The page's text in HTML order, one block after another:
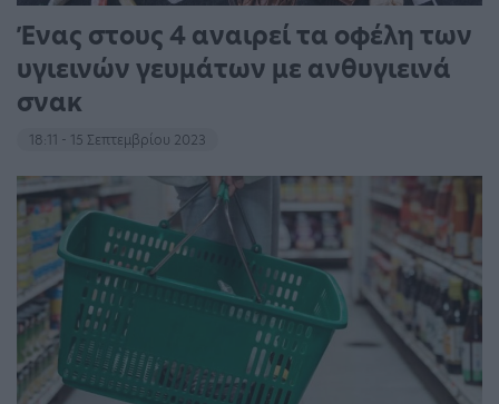
Ένας στους 4 αναιρεί τα οφέλη των
υγιεινών γευμάτων με ανθυγιεινά
σνακ
18:11 - 15 Σεπτεμβρίου 2023